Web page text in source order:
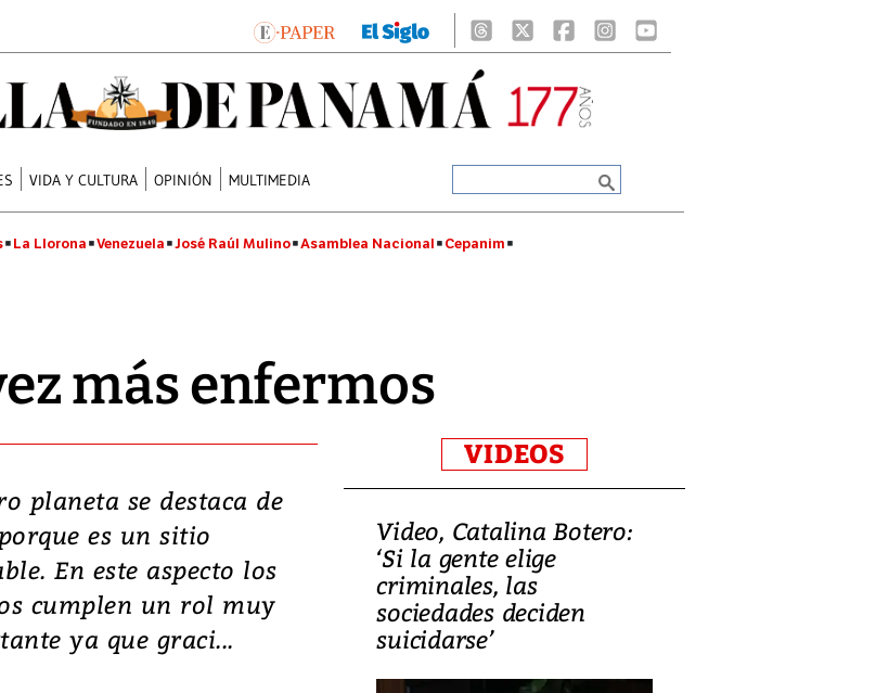
VIDA Y CULTURA OPINIÓN MULTIMEDIA
La Llorona Venezuela José Raúl Mulino Asamblea Nacional Cepanim
más enfermos
planeta se destaca de
es un sitio
En este aspecto los
cumplen un rol muy
ya que graci...
VIDEOS
Video, Japón: Terremoto
deja heridos y graves
daños en Kumamoto
Video, Catalina Botero:
‘Si la gente elige
criminales, las
sociedades deciden
suicidarse’